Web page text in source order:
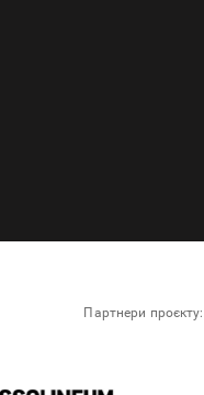
Партнери проєкту: